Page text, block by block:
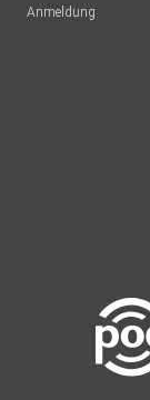
Anmeldung